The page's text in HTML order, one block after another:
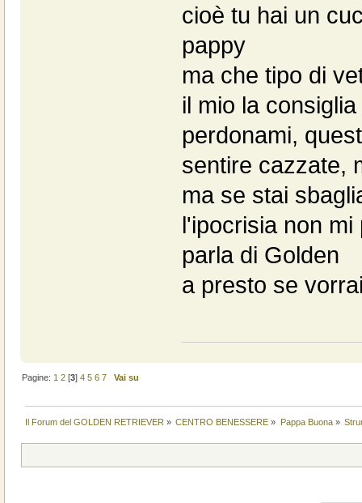
cioè tu hai un
pappy
ma che tipo di
il mio la
perdonami,
sentire cazzate,
ma se stai
l'ipocrisia non
parla di Golden
a presto se
Pagine: 1 2 [3]4 5 6 7 Vai su
Il Forum del GOLDEN RETRIEVER » CENTRO BENESSERE » Pappa Buona»